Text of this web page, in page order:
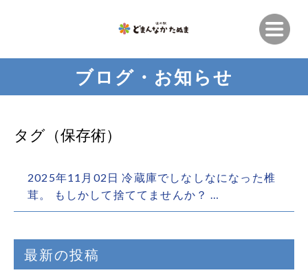
ブログ・お知らせ
タグ（保存術）
2025年11月02日 冷蔵庫でしなしなになった椎
茸。 もしかして捨ててませんか？ …
最新の投稿